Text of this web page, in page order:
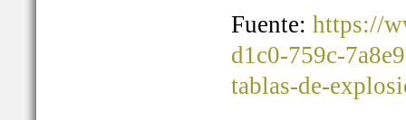
Fuente: https://
d1c0-759c-
tablas-de-